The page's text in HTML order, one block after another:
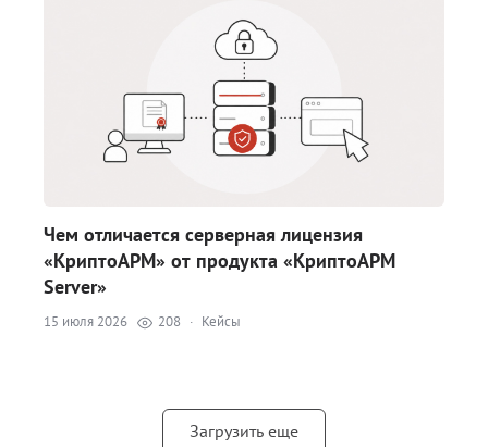
Чем отличается серверная лицензия
«КриптоАРМ» от продукта «КриптоАРМ
Server»
15 июля 2026 208 · Кейсы
Загрузить еще